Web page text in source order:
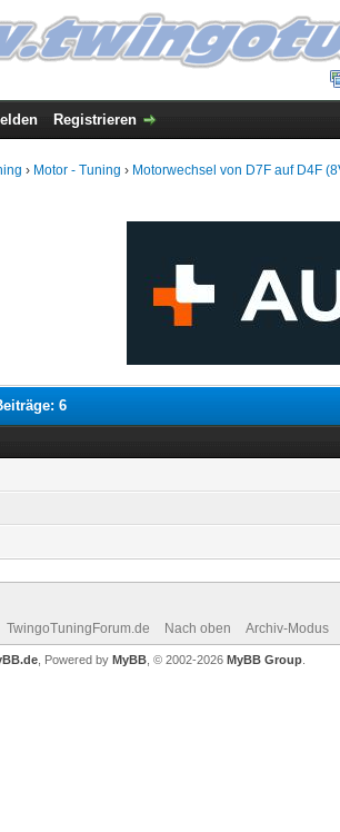
Registrieren
› Motor - Tuning › Motorwechsel von D7F auf D4F
6
TwingoTuningForum.de Nach oben Archiv-Modus
, Powered by MyBB , © 2002-2026 MyBB Group